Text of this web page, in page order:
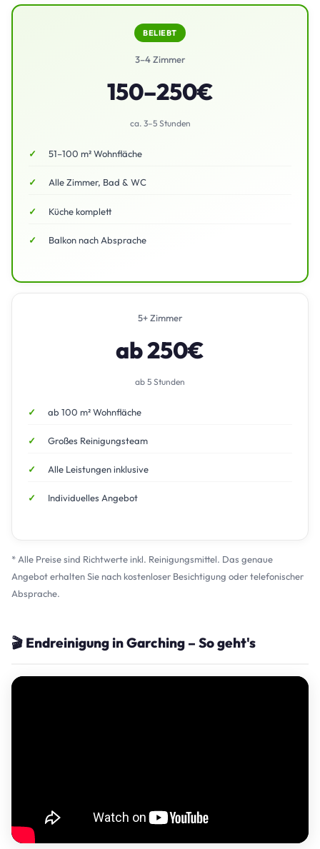
BELIEBT
3–4 Zimmer
150–250€
ca. 3–5 Stunden
51–100 m² Wohnfläche
Alle Zimmer, Bad & WC
Küche komplett
Balkon nach Absprache
5+ Zimmer
ab 250€
ab 5 Stunden
ab 100 m² Wohnfläche
Großes Reinigungsteam
Alle Leistungen inklusive
Individuelles Angebot
* Alle Preise sind Richtwerte inkl. Reinigungsmittel. Das genaue
Angebot erhalten Sie nach kostenloser Besichtigung oder telefonischer
Absprache.
🎬 Endreinigung in Garching – So geht's